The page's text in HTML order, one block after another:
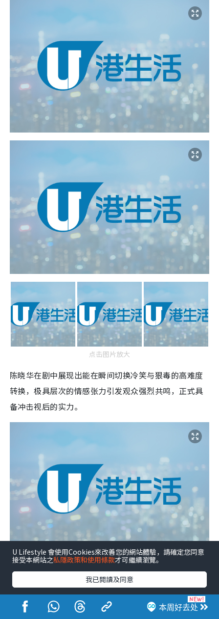
点击图片放大
陈晓华在剧中展现出能在瞬间切换冷笑与狠毒的高难度
转换，极具层次的情感张力引发观众强烈共鸣，正式具
备冲击视后的实力。
本周好去处
U Lifestyle 會使用Cookies來改善您的網站體驗，請確定您同意
接受本網站之私隱政策和使用條款才可繼續瀏覽。
我已閱讀及同意